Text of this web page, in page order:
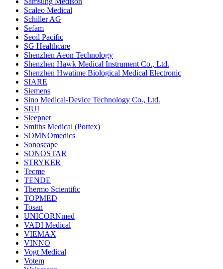
Scaleo Medical
Schiller AG
Sefam
Seoil Pacific
SG Healthcare
Shenzhen Aeon Technology
Shenzhen Hawk Medical Instrument Co., Ltd.
Shenzhen Hwatime Biological Medical Electronic
SIARE
Siemens
Sino Medical-Device Technology Co., Ltd.
SIUI
Sleepnet
Smiths Medical (Portex)
SOMNOmedics
Sonoscape
SONOSTAR
STRYKER
Tecme
TENDE
Thermo Scientific
TOPMED
Tosan
UNICORNmed
VADI Medical
VIEMAX
VINNO
Vogt Medical
Votem